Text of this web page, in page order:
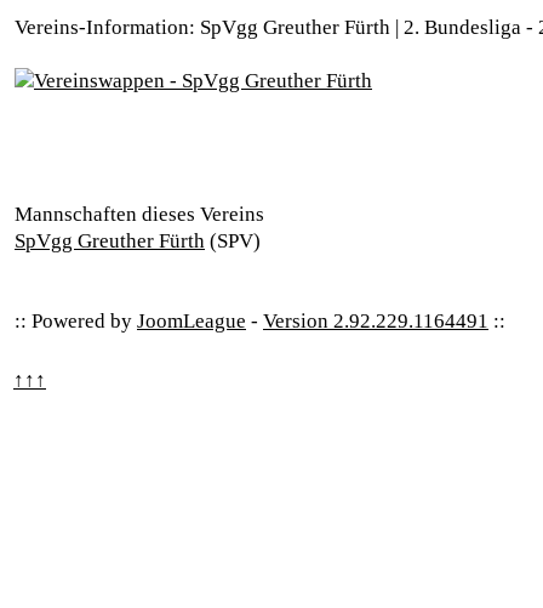
Vereins-Information: SpVgg Greuther Fürth | 2. Bundesliga -
Mannschaften dieses Vereins
SpVgg Greuther Fürth (SPV)
:: Powered by JoomLeague - Version 2.92.229.1164491 ::
↑↑↑